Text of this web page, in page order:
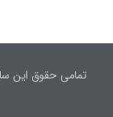
تمامی حقوق این